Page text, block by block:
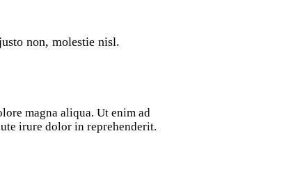
non, molestie nisl.
magna aliqua. Ut enim ad
irure dolor in reprehenderit.